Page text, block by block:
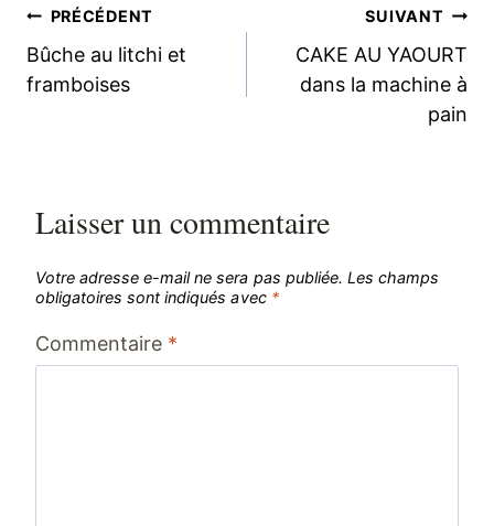
Navigation
de
PRÉCÉDENT
Bûche au litchi et
framboises
SUIVANT
CAKE AU YAOURT
dans la machine à
pain
Laisser un commentaire
Votre adresse e-mail ne sera pas publiée. Les champs
obligatoires sont indiqués avec *
Commentaire *